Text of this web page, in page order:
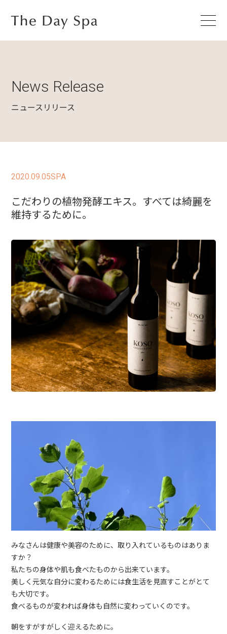
News Release
ニュースリリース
2020.09.05SPA
こだわりの植物発酵エキス。すべては綺麗を
維持するために。
みなさんは健康や美容のために、取り入れているものはありま
すか？
私たちの身体や肌も食べたものから出来ています。
美しく元気な自分に変わるためには食生活を見直すことがとて
も大切です。
食べるものが変われば身体も自然に変わっていくのです。
朝をすがすがしく迎えるために。